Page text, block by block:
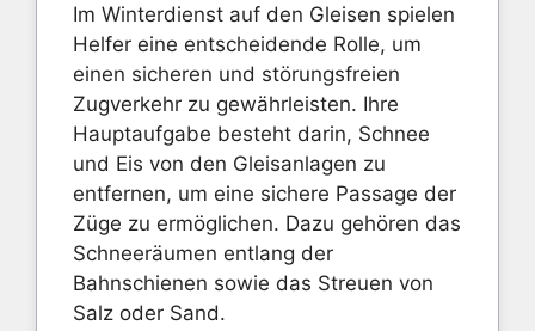
Im Winterdienst auf den Gleisen spielen
Helfer eine entscheidende Rolle, um
einen sicheren und störungsfreien
Zugverkehr zu gewährleisten. Ihre
Hauptaufgabe besteht darin, Schnee
und Eis von den Gleisanlagen zu
entfernen, um eine sichere Passage der
Züge zu ermöglichen. Dazu gehören das
Schneeräumen entlang der
Bahnschienen sowie das Streuen von
Salz oder Sand.